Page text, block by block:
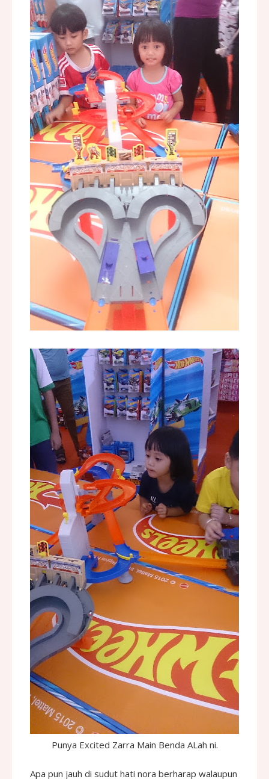
Punya Excited Zarra Main Benda ALah ni.
Apa pun jauh di sudut hati nora berharap walaupun